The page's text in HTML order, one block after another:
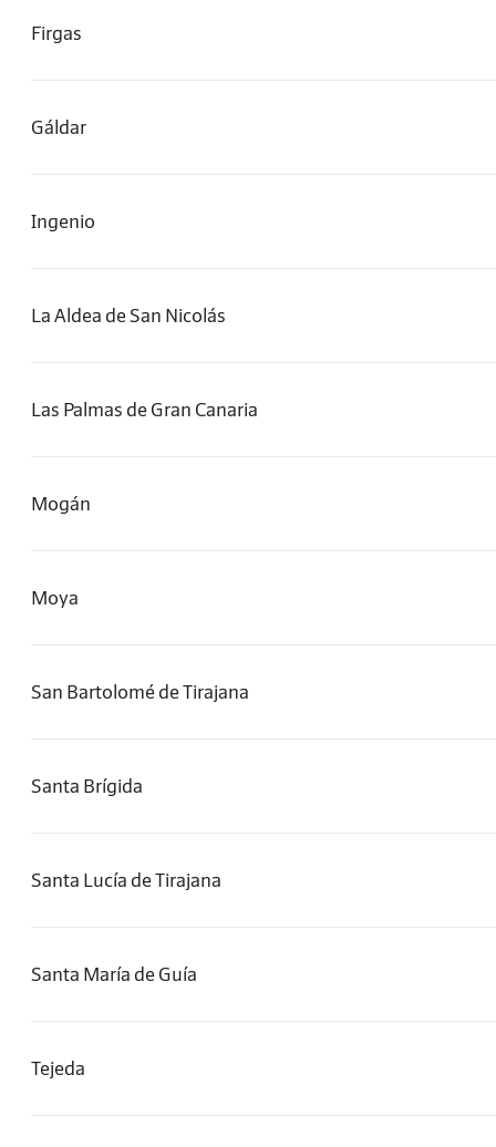
Firgas
Gáldar
Ingenio
La Aldea de San Nicolás
Las Palmas de Gran Canaria
Mogán
Moya
San Bartolomé de Tirajana
Santa Brígida
Santa Lucía de Tirajana
Santa María de Guía
Tejeda